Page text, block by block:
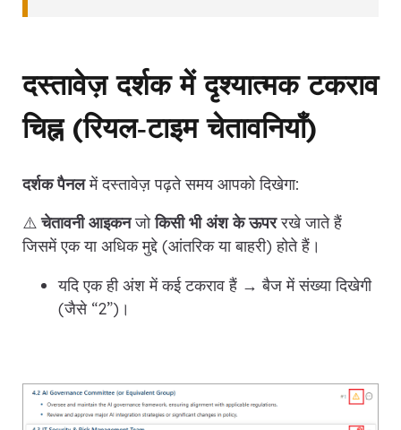
दस्तावेज़ दर्शक में दृश्यात्मक टकराव
चिह्न (रियल‑टाइम चेतावनियाँ)
दर्शक पैनलमें दस्तावेज़ पढ़ते समय आपको दिखेगा:
⚠️चेतावनी आइकनजोकिसी भी अंश के ऊपररखे जाते हैं
जिसमें एक या अधिक मुद्दे (आंतरिक या बाहरी) होते हैं।
यदि एक ही अंश में कई टकराव हैं → बैज में संख्या दिखेगी
(जैसे “2”)।